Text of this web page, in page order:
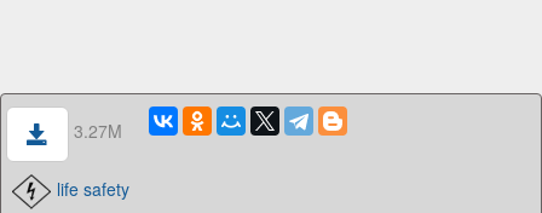
3.27M
life safety